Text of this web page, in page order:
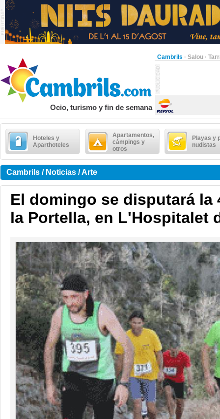
Cambrils · Salou ·
Ocio, turismo y fin de semana
Hoteles y
Aparthoteles
Apartamentos,
cámpings y
otros
Playas y
nudistas
Cambrils / Noticias / Arte
El domingo se disputará la
la Portella, en L'Hospitalet